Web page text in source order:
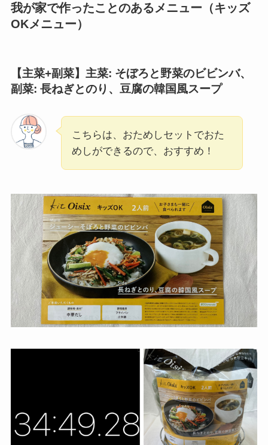
我が家で作ったことのあるメニュー（キッズ
OKメニュー）
【主菜+副菜】主菜: そぼろと野菜のビビンバ、
副菜: 長ねぎとのり、豆腐の韓国風スープ
こちらは、おためしセットでおた
めしができるので、おすすめ！